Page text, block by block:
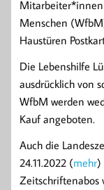
Menschen
Haustüren
Die Lebenshilfe
ausdrücklich von
WfbM werden
Kauf angeboten.
Auch die
24.11.2022 (mehr)
Zeitschriftenabos